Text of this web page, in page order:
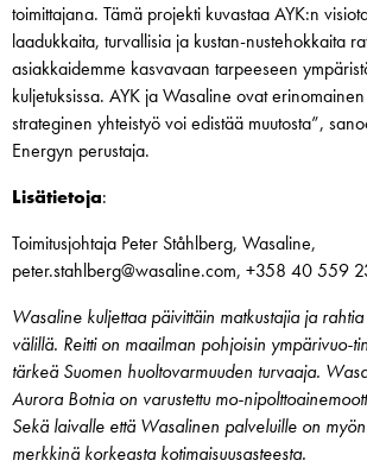
toimittajana. Tämä projekti kuvastaa AYK:n
laadukkaita, turvallisia ja kustan-nustehokkaita
asiakkaidemme kasvavaan tarpeeseen
kuljetuksissa. AYK ja Wasaline ovat
strateginen yhteistyö voi edistää muutosta”,
Energyn perustaja.
Lisätietoja:
Toimitusjohtaja Peter Ståhlberg, Wasaline,
peter.stahlberg@wasaline.com, +358 40 559
Wasaline kuljettaa päivittäin matkustajia ja
välillä. Reitti on maailman pohjoisin ympärivuo-
tärkeä Suomen huoltovarmuuden turvaaja.
Aurora Botnia on varustettu mo-
Sekä laivalle että Wasalinen palveluille on
merkkinä korkeasta kotimaisuusasteesta.